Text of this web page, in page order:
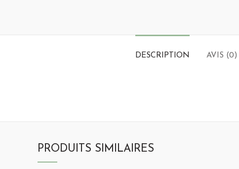
DESCRIPTION AVIS (0)
PRODUITS SIMILAIRES